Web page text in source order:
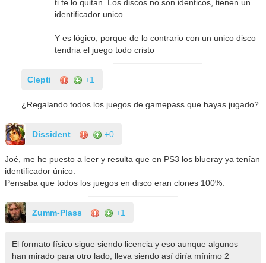
ti te lo quitan. Los discos no son identicos, tienen un
identificador unico.
Y es lógico, porque de lo contrario con un unico disco
tendria el juego todo cristo
Clepti +1
¿Regalando todos los juegos de gamepass que hayas jugado?
Dissident +0
Joé, me he puesto a leer y resulta que en PS3 los blueray ya tenían
identificador único.
Pensaba que todos los juegos en disco eran clones 100%.
Zumm-Plass +1
El formato físico sigue siendo licencia y eso aunque algunos
han mirado para otro lado, lleva siendo así diría mínimo 2